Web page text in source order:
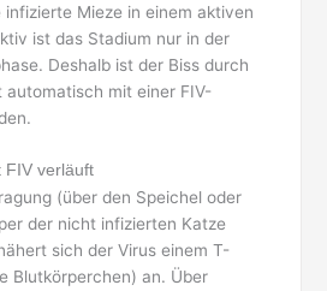
Mieze in einem aktiven
ist das Stadium nur in der
Deshalb ist der Biss durch
automatisch mit einer FIV-
FIV verläuft
(über den Speichel oder
der nicht infizierten Katze
sich der Virus einem T-
Blutkörperchen) an. Über